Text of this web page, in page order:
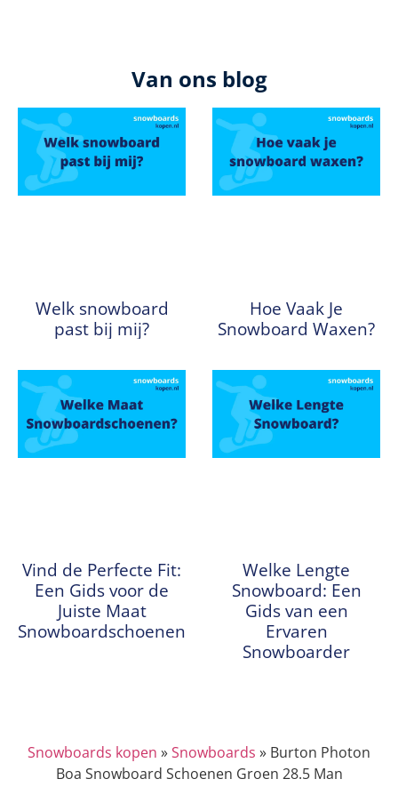
Van ons blog
Welk snowboard
past bij mij?
Hoe Vaak Je
Snowboard Waxen?
Vind de Perfecte Fit:
Een Gids voor de
Juiste Maat
Snowboardschoenen
Welke Lengte
Snowboard: Een
Gids van een
Ervaren
Snowboarder
Snowboards kopen »Snowboards » Burton Photon
Boa Snowboard Schoenen Groen 28.5 Man